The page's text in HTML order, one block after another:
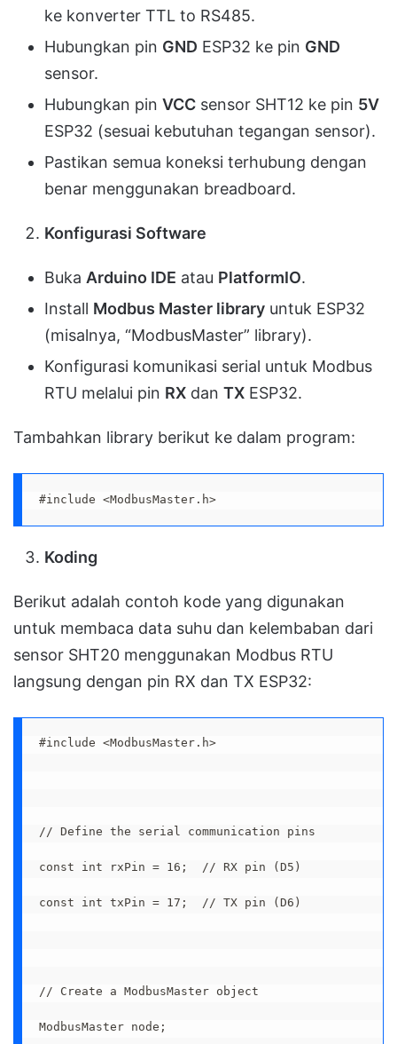
ke konverter TTL to RS485.
Hubungkan pin GND ESP32 ke pin GND
sensor.
Hubungkan pin VCC sensor SHT12 ke pin 5V
ESP32 (sesuai kebutuhan tegangan sensor).
Pastikan semua koneksi terhubung dengan
benar menggunakan breadboard.
Konfigurasi Software
Buka Arduino IDE atau PlatformIO.
Install Modbus Master library untuk ESP32
(misalnya, “ModbusMaster” library).
Konfigurasi komunikasi serial untuk Modbus
RTU melalui pin RX dan TX ESP32.
Tambahkan library berikut ke dalam program:
#include <ModbusMaster.h>
Koding
Berikut adalah contoh kode yang digunakan
untuk membaca data suhu dan kelembaban dari
sensor SHT20 menggunakan Modbus RTU
langsung dengan pin RX dan TX ESP32:
#include <ModbusMaster.h>
// Define the serial communication pins
const int rxPin = 16;  // RX pin (D5)
const int txPin = 17;  // TX pin (D6)
// Create a ModbusMaster object
ModbusMaster node;